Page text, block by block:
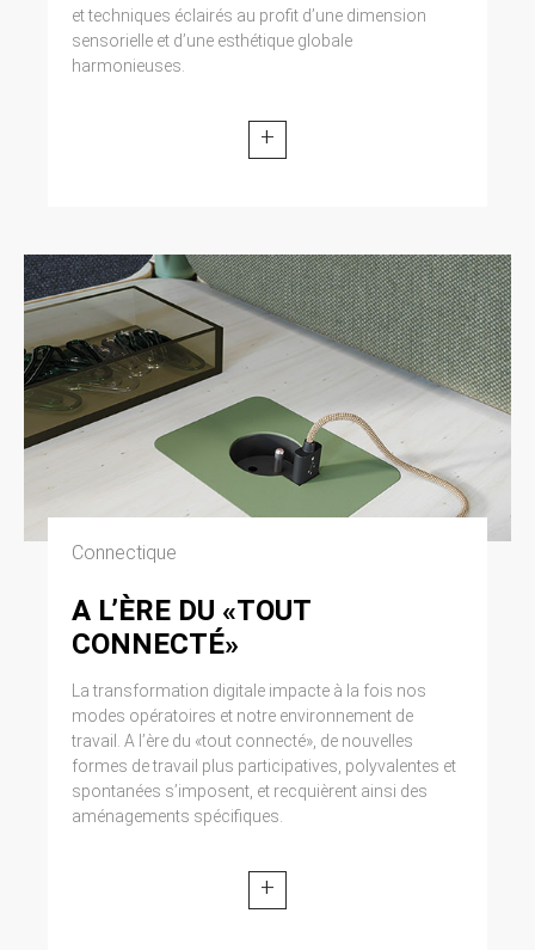
et techniques éclairés au profit d’une dimension
sensorielle et d’une esthétique globale
harmonieuses.
+
Connectique
A L’ÈRE DU «TOUT
CONNECTÉ»
La transformation digitale impacte à la fois nos
modes opératoires et notre environnement de
travail. A l’ère du «tout connecté», de nouvelles
formes de travail plus participatives, polyvalentes et
spontanées s’imposent, et recquièrent ainsi des
aménagements spécifiques.
+